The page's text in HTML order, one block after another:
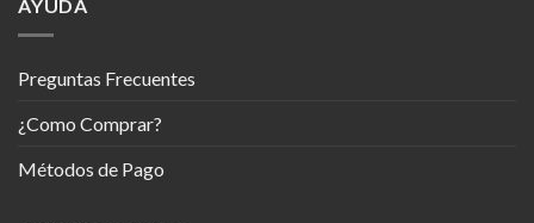
AYUDA
Preguntas Frecuentes
¿Como Comprar?
Métodos de Pago